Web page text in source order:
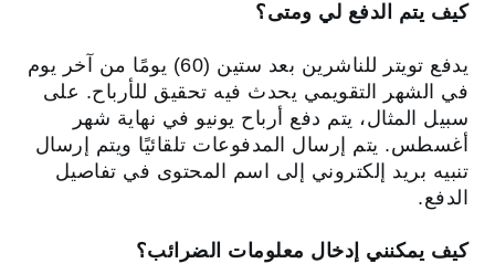
كيف يتم الدفع لي ومتى؟
يدفع تويتر للناشرين بعد ستين (60) يومًا من آخر يوم
في الشهر التقويمي يحدث فيه تحقيق للأرباح. على
سبيل المثال، يتم دفع أرباح يونيو في نهاية شهر
أغسطس. يتم إرسال المدفوعات تلقائيًا ويتم إرسال
تنبيه بريد إلكتروني إلى اسم المحتوى في تفاصيل
الدفع.
كيف يمكنني إدخال معلومات الضرائب؟